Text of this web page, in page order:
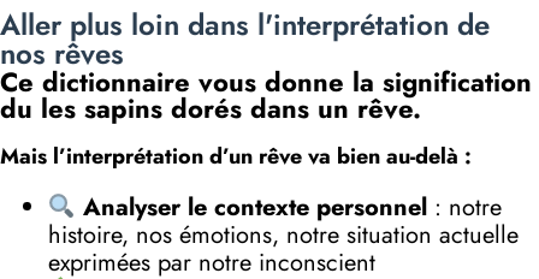
Aller plus loin dans l'interprétation de
nos rêves
Ce dictionnaire vous donne la signification
du les sapins dorés dans un rêve.
Mais l’interprétation d’un rêve va bien au-delà :
Analyser le contexte personnel: notre
histoire, nos émotions, notre situation actuelle
exprimées par notre inconscient